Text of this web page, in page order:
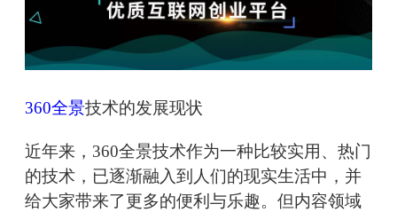
360全景技术的发展现状
近年来，360全景技术作为一种比较实用、热门
的技术，已逐渐融入到人们的现实生活中，并
给大家带来了更多的便利与乐趣。但内容领域